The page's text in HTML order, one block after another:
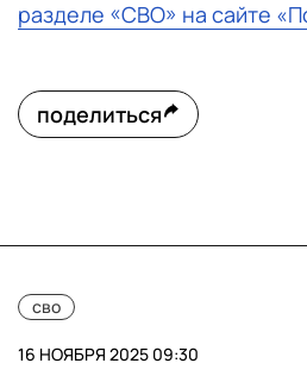
разделе «СВО» на сайте
поделиться
сво
16 НОЯБРЯ 2025 09:30